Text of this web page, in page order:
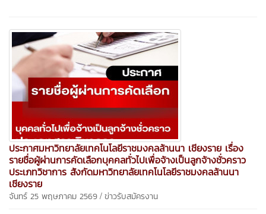
ประกาศมหาวิทยาลัยเทคโนโลยีราชมงคลล้านนา เชียงราย เรื่อง
รายชื่อผู้ผ่านการคัดเลือกบุคคลทั่วไปเพื่อจ้างเป็นลูกจ้างชั่วคราว
ประเภทวิชาการ สังกัดมหาวิทยาลัยเทคโนโลยีราชมงคลล้านนา
เชียงราย
จันทร์ 25 พฤษภาคม 2569 / ข่าวรับสมัครงาน